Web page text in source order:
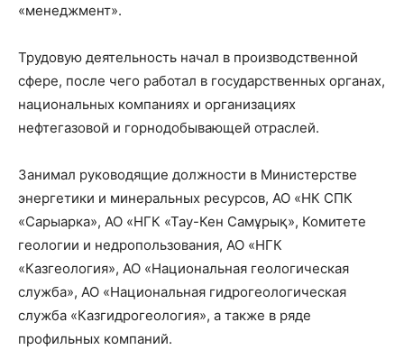
«менеджмент».
Трудовую деятельность начал в производственной
сфере, после чего работал в государственных органах,
национальных компаниях и организациях
нефтегазовой и горнодобывающей отраслей.
Занимал руководящие должности в Министерстве
энергетики и минеральных ресурсов, АО «НК СПК
«Сарыарка», АО «НГК «Тау-Кен Самұрық», Комитете
геологии и недропользования, АО «НГК
«Казгеология», АО «Национальная геологическая
служба», АО «Национальная гидрогеологическая
служба «Казгидрогеология», а также в ряде
профильных компаний.